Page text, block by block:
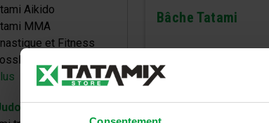
Aikido
MMA
et Fitness
Bâche Tatami